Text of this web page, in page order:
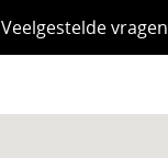
Veelgestelde vragen